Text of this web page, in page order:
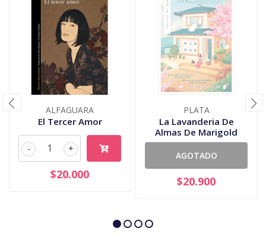
ALFAGUARA
El Tercer Amor
+
-
$20.000
PLATA
La Lavanderia De
Almas De Marigold
AGOTADO
$20.900